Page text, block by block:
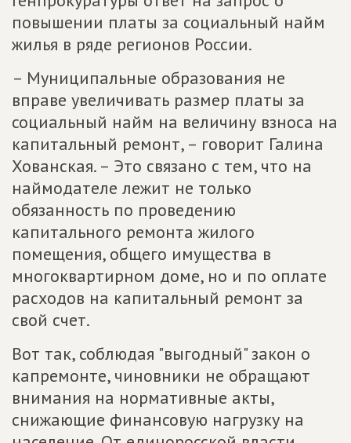
повышении платы за социальный найм
жилья в ряде регионов России.
– Муниципальные образования не
вправе увеличивать размер платы за
социальный найм на величину взноса на
капитальный ремонт, – говорит Галина
Хованская. – Это связано с тем, что на
наймодателе лежит не только
обязанность по проведению
капитального ремонта жилого
помещения, общего имущества в
многоквартирном доме, но и по оплате
расходов на капитальный ремонт за
свой счет.
Вот так, соблюдая "выгодный" закон о
капремонте, чиновники не обращают
внимания на нормативные акты,
снижающие финансовую нагрузку на